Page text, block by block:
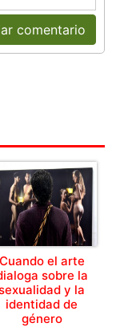
comentario
Cuando el arte
sobre la
sexualidad y la
identidad de
género